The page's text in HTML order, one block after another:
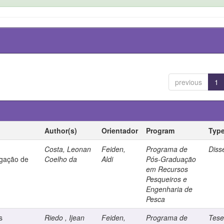
previous 1
Author(s) Orientador Program
de
Costa, Leonan
Coelho da
Feiden,
Aldi
Programa de
Pós-Graduação
em Recursos
Pesqueiros e
Engenharia de
Pesca
Riedo , Ijean
Feiden,
Programa de
Tese